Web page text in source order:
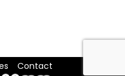
Contact